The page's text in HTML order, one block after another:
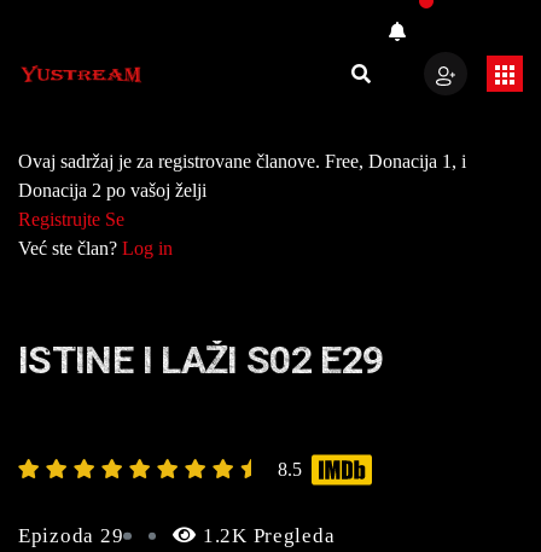
Ovaj sadržaj je za registrovane članove. Free, Donacija 1, i
Donacija 2 po vašoj želji
Registrujte Se
Već ste član? Log in
ISTINE I LAŽI S02 E29
8.5
Epizoda 29 1.2K Pregleda